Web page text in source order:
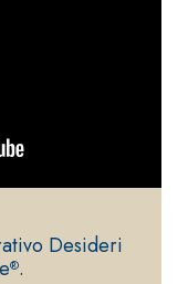
Desideri
®.